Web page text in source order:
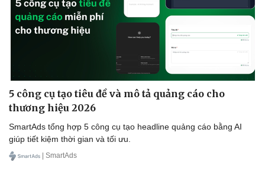
5 công cụ tạo tiêu đề và mô tả quảng cáo cho
thương hiệu 2026
SmartAds tổng hợp 5 công cụ tạo headline quảng cáo bằng AI
giúp tiết kiệm thời gian và tối ưu.
| SmartAds